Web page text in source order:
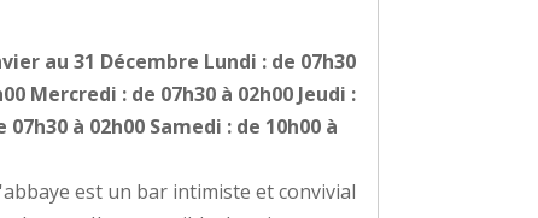
au 31 Décembre Lundi : de 07h30
Mercredi : de 07h30 à 02h00 Jeudi :
à 02h00 Samedi : de 10h00 à
est un bar intimiste et convivial